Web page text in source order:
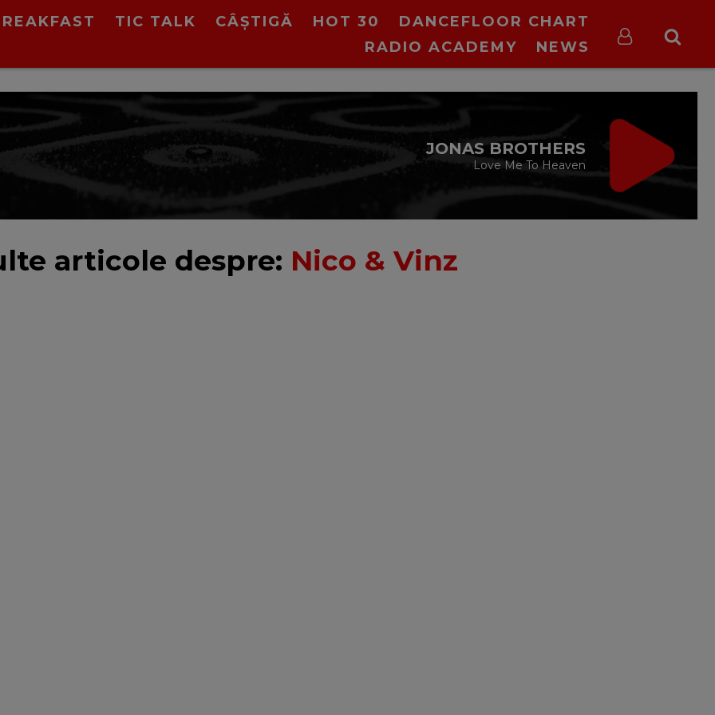
TIC TALK CÂȘTIGĂ HOT 30
DANCEFLOOR CHART
RADIO ACADEMY
NEWS
JONAS BROTHERS
Love Me To Heaven
articole despre: Nico & Vinz